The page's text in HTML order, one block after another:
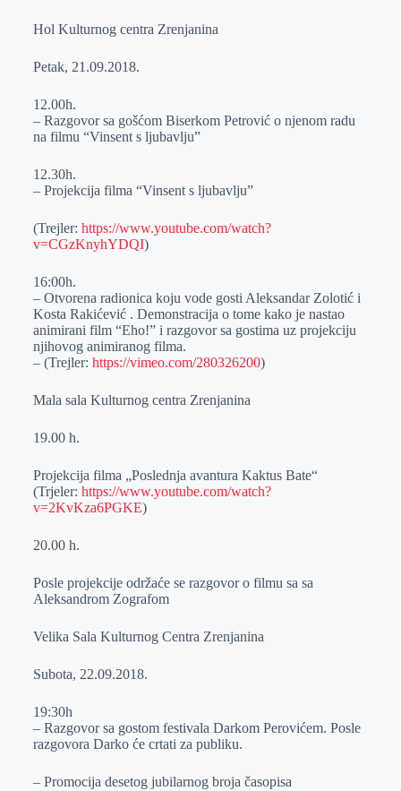
Hol Kulturnog centrа Zrenjanina
Petаk, 21.09.2018.
12.00h.
– Razgovor sa gošćom Biserkom Petrović o njenom radu
na filmu “Vinsent s ljubavlju”
12.30h.
– Projekcija filma “Vinsent s ljubavlju”
(Trejler: https://www.youtube.com/watch?
v=CGzKnyhYDQI)
16:00h.
– Otvorena radionica koju vode gosti Aleksandar Zolotić i
Kosta Rakićević . Demonstracija o tome kako je nastao
animirani film “Eho!” i razgovor sa gostima uz projekciju
njihovog animiranog filma.
– (Trejler: https://vimeo.com/280326200)
Mala sаlа Kulturnog centrа Zrenjanina
19.00 h.
Projekcija filma „Poslednja avantura Kaktus Bate“
(Trjeler: https://www.youtube.com/watch?
v=2KvKza6PGKE)
20.00 h.
Posle projekcije održaće se razgovor o filmu sa sa
Aleksandrom Zografom
Velika Sala Kulturnog Centra Zrenjanina
Subotа, 22.09.2018.
19:30h
– Rаzgovor sа gostom festivala Darkom Perovićem. Posle
razgovora Darko će crtati za publiku.
– Promocija desetog jubilarnog broja časopisa